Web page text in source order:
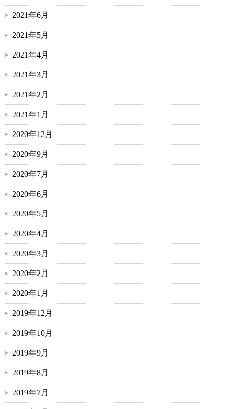
2021年6月
2021年5月
2021年4月
2021年3月
2021年2月
2021年1月
2020年12月
2020年9月
2020年7月
2020年6月
2020年5月
2020年4月
2020年3月
2020年2月
2020年1月
2019年12月
2019年10月
2019年9月
2019年8月
2019年7月